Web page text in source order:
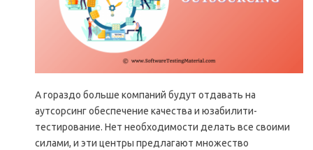
A гораздо больше компаний будут отдавать на
аутсорсинг обеспечение качества и юзабилити-
тестирование. Нет необходимости делать все своими
силами, и эти центры предлагают множество